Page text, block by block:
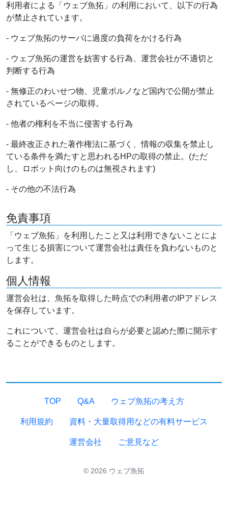
利用者による「ウェブ魚拓」の利用において、以下の行為
が禁止されています。
- ウェブ魚拓のサーバに過度の負荷をかける行為
- ウェブ魚拓の運営を妨害する行為、運営会社が不適切と
判断する行為
- 無修正のわいせつ物、児童ポルノなど国内で公開が禁止
されているページの取得。
- 他者の権利を不当に侵害する行為
- 最終改正された著作権法に基づく、情報の収集を禁止し
ている条件を満たすと思われるHPの取得の禁止。(ただ
し、ロボット向けのものは無視されます)
- その他の不法行為
免責事項
「ウェブ魚拓」を利用したこと又は利用できないことによ
って生じる損害について運営会社は責任を負わないものと
します。
個人情報
運営会社は、魚拓を取得した時点での利用者のIPアドレス
を保存しています。
これについて、運営会社は自らが必要と認めた際に開示す
ることができるものとします。
TOP Q&A ウェブ魚拓の考え方
利用規約 資料・大量取得用などの有料サービス
運営会社 ご意見など
© 2026 ウェブ魚拓